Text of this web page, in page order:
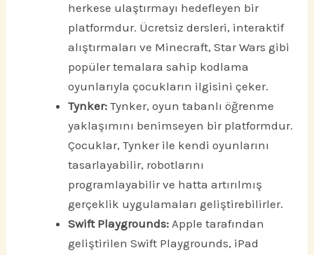
herkese ulaştırmayı hedefleyen bir
platformdur. Ücretsiz dersleri, interaktif
alıştırmaları ve Minecraft, Star Wars gibi
popüler temalara sahip kodlama
oyunlarıyla çocukların ilgisini çeker.
Tynker: Tynker, oyun tabanlı öğrenme
yaklaşımını benimseyen bir platformdur.
Çocuklar, Tynker ile kendi oyunlarını
tasarlayabilir, robotlarını
programlayabilir ve hatta artırılmış
gerçeklik uygulamaları geliştirebilirler.
Swift Playgrounds: Apple tarafından
geliştirilen Swift Playgrounds, iPad